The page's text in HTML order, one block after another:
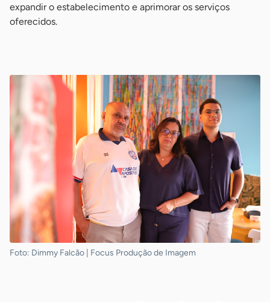
expandir o estabelecimento e aprimorar os serviços
oferecidos.
Foto: Dimmy Falcão | Focus Produção de Imagem